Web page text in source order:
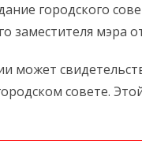
городского
заместителя мэра
может
совете.